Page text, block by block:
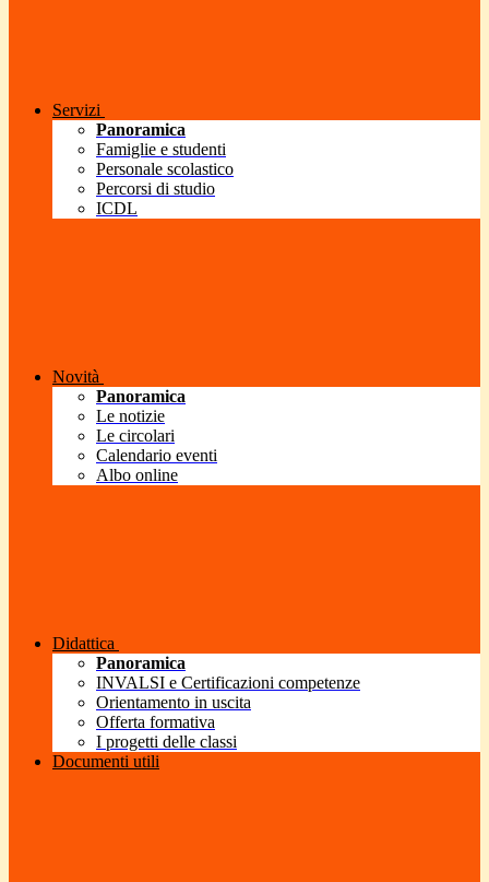
Servizi
Panoramica
Famiglie e studenti
Personale scolastico
Percorsi di studio
ICDL
Novità
Panoramica
Le notizie
Le circolari
Calendario eventi
Albo online
Didattica
Panoramica
INVALSI e Certificazioni competenze
Orientamento in uscita
Offerta formativa
I progetti delle classi
Documenti utili